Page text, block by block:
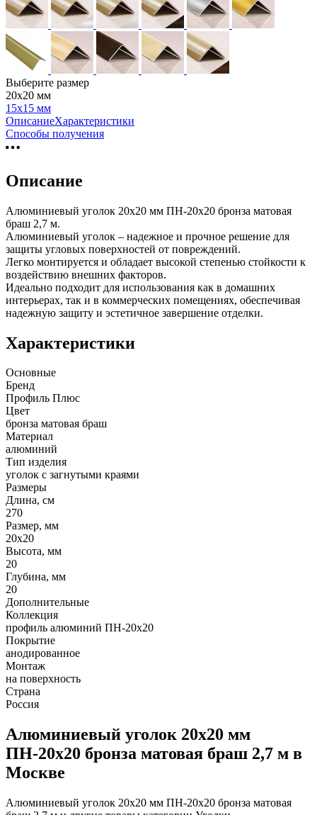
Выберите размер
20х20 мм
15х15 мм
ОписаниеХарактеристики
Способы получения
Описание
Алюминиевый уголок 20х20 мм ПН-20х20 бронза матовая
браш 2,7 м.
Алюминиевый уголок – надежное и прочное решение для
защиты угловых поверхностей от повреждений.
Легко монтируется и обладает высокой степенью стойкости к
воздействию внешних факторов.
Идеально подходит для использования как в домашних
интерьерах, так и в коммерческих помещениях, обеспечивая
надежную защиту и эстетичное завершение отделки.
Характеристики
Основные
Бренд
Профиль Плюс
Цвет
бронза матовая браш
Материал
алюминий
Тип изделия
уголок с загнутыми краями
Размеры
Длина, см
270
Размер, мм
20х20
Высота, мм
20
Глубина, мм
20
Дополнительные
Коллекция
профиль алюминий ПН-20х20
Покрытие
анодированное
Монтаж
на поверхность
Страна
Россия
Алюминиевый уголок 20х20 мм
ПН-20х20 бронза матовая браш 2,7 м в
Москве
Алюминиевый уголок 20х20 мм ПН-20х20 бронза матовая